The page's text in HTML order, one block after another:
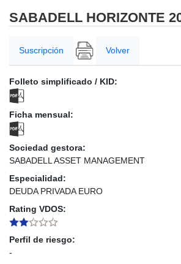
SABADELL HORIZONTE
Suscripción Volver
Folleto simplificado / KID:
Ficha mensual:
Sociedad gestora:
SABADELL ASSET MANAGEMENT
Especialidad:
DEUDA PRIVADA EURO
Rating VDOS:
Perfil de riesgo:
-